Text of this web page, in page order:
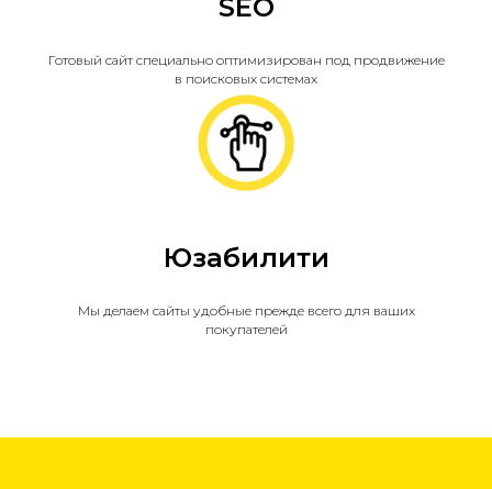
SEO
Готовый сайт специально оптимизирован под продвижение
в поисковых системах
Юзабилити
Мы делаем сайты удобные прежде всего для ваших
покупателей